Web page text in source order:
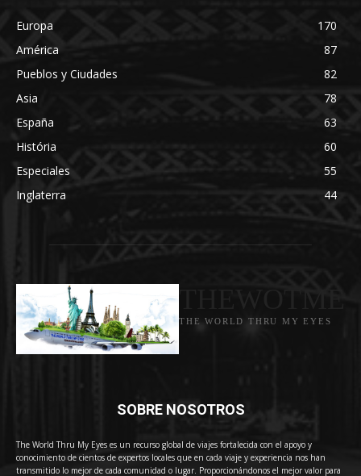
Europa
170
América
87
Pueblos y Ciudades
82
Asia
78
España
63
História
60
Especiales
55
Inglaterra
44
THE WORLD THRU MY EYES
SOBRE NOSOTROS
The World Thru My Eyes es un recurso global de viajes fortalecida con el apoyo y
conocimiento de cientos de expertos locales que en cada viaje y experiencia nos han
transmitido lo mejor de cada comunidad o lugar. Proporcionándonos el mejor valor para